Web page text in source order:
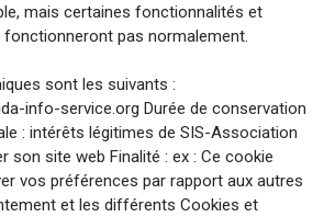
mais certaines fonctionnalités et
pas normalement.
sont les suivants :
info-service.org Durée de conservation
: intérêts légitimes de SIS-Association
son site web Finalité : ex : Ce cookie
vos préférences par rapport aux autres
et les différents Cookies et